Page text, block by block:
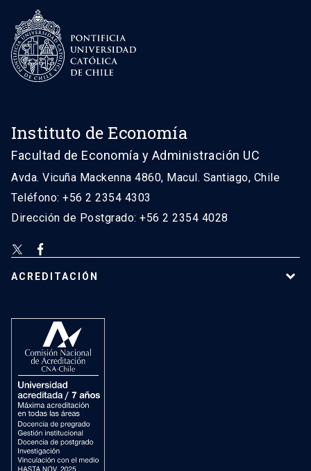
Instituto de Economía
Facultad de Economía y Administración UC
Avda. Vicuña Mackenna 4860, Macul. Santiago, Chile
Teléfono: +56 2 2354 4303
Dirección de Postgrado: +56 2 2354 4028
ACREDITACIÓN